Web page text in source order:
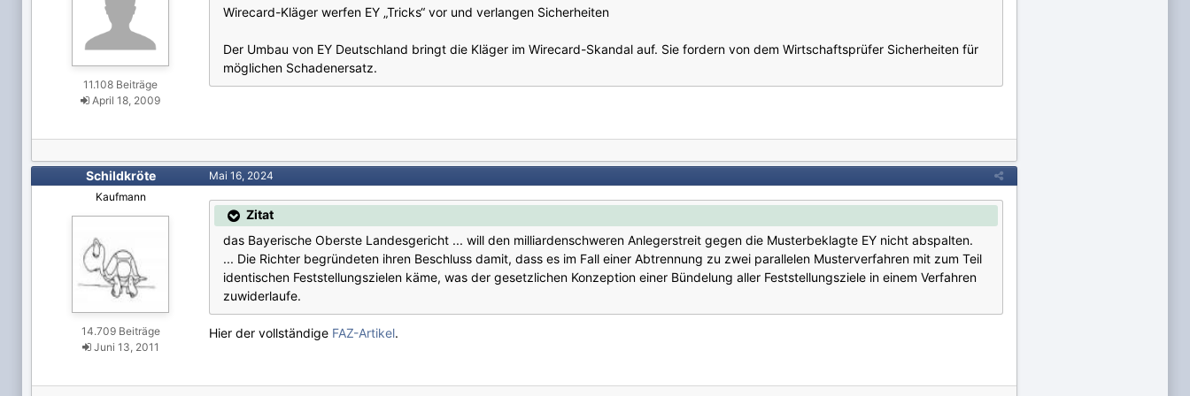
11.108 Beiträge
April 18, 2009
Wirecard-Kläger werfen EY „Tricks“ vor und verlangen Sicherheiten
Der Umbau von EY Deutschland bringt die Kläger im Wirecard-Skandal auf. Sie fordern von dem Wirtschaftsprüfer Sicherheiten für
möglichen Schadenersatz.
Schildkröte
Kaufmann
14.709 Beiträge
Juni 13, 2011
Mai 16, 2024
Zitat
das Bayerische Oberste Landesgericht ... will den milliardenschweren Anlegerstreit gegen die Musterbeklagte EY nicht abspalten.
... Die Richter begründeten ihren Beschluss damit, dass es im Fall einer Abtrennung zu zwei parallelen Musterverfahren mit zum Teil
identischen Feststellungszielen käme, was der gesetzlichen Konzeption einer Bündelung aller Feststellungsziele in einem Verfahren
zuwiderlaufe.
Hier der vollständige FAZ-Artikel.